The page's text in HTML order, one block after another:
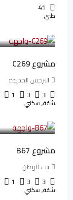
41
طبي
4,402,000LE
مشروع C269
النرجس الجديدة
3
3
1
شقة, سكني
4,550,000LE
مشروع B67
بيت الوطن
3
3
1
شقة, سكني